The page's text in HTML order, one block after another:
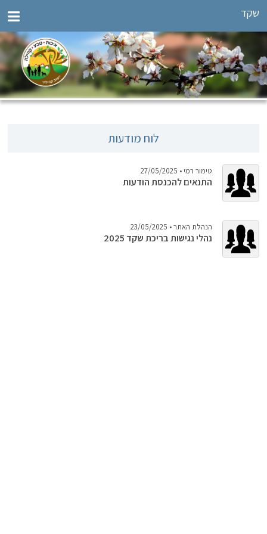
שקד
לוח מודעות
טימור רמי • 27/05/2025
התנאים להכנסת הודעות
הנהלת האתר• 23/05/2025
נהלי נגישות בריכת שקד 2025